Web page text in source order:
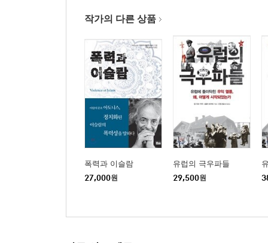
작가의 다른 상품
폭력과 이슬람
27,000원
유럽의 극우파들
29,500원